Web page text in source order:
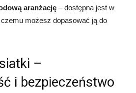
aranżację – dostępna jest w
możesz dopasować ją do
–
i bezpieczeństwo